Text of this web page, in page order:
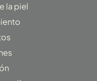
u
b
la piel